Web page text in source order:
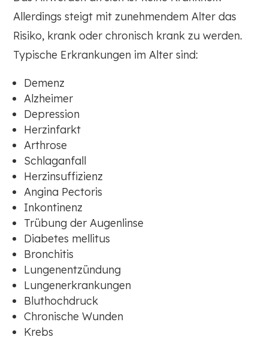
Allerdings steigt mit zunehmendem Alter das
Risiko, krank oder chronisch krank zu werden.
Typische Erkrankungen im Alter sind:
Demenz
Alzheimer
Depression
Herzinfarkt
Arthrose
Schlaganfall
Herzinsuffizienz
Angina Pectoris
Inkontinenz
Trübung der Augenlinse
Diabetes mellitus
Bronchitis
Lungenentzündung
Lungenerkrankungen
Bluthochdruck
Chronische Wunden
Krebs